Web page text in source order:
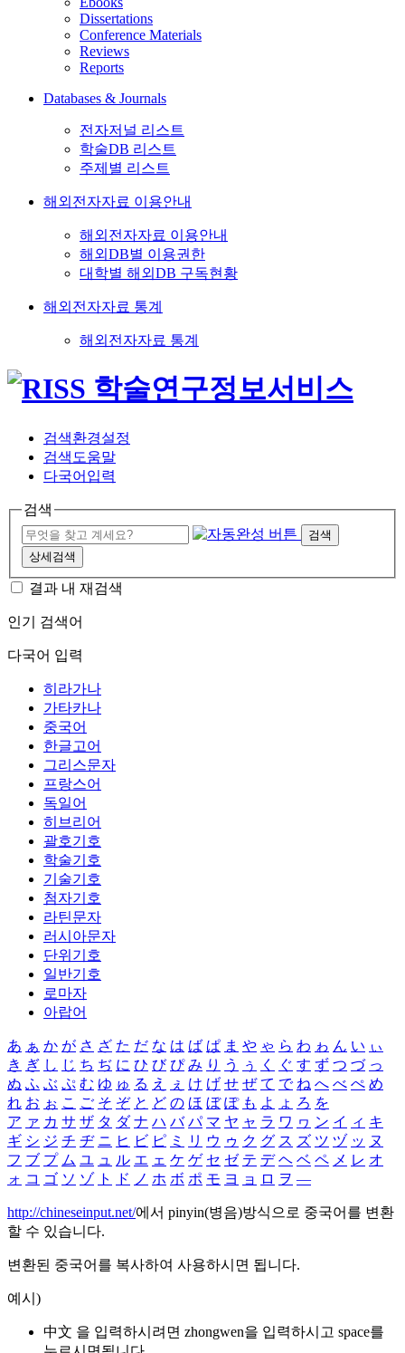
Dissertations
Conference Materials
Reviews
Reports
Databases & Journals
전자저널 리스트
학술DB 리스트
주제별 리스트
해외전자자료 이용안내
해외전자자료 이용안내
해외DB별 이용권한
대학별 해외DB 구독현황
해외전자자료 통계
해외전자자료 통계
검색환경설정
검색도움말
다국어입력
검색
검색
상세검색
결과 내 재검색
인기 검색어
다국어 입력
히라가나
가타카나
중국어
한글고어
그리스문자
프랑스어
독일어
히브리어
괄호기호
학술기호
기술기호
첨자기호
라틴문자
러시아문자
단위기호
일반기호
로마자
아랍어
あ ぁ か が さ ざ た だ な は ば ぱ ま や ゃ ら わ ゎ ん い ぃ
き ぎ し じ ち ぢ に ひ び ぴ み り う ぅ く ぐ す ず つ づ っ
ぬ ふ ぶ ぷ む ゆ ゅ る え ぇ け げ せ ぜ て で ね へ べ ぺ め
れ お ぉ こ ご そ ぞ と ど の ほ ぼ ぽ も よ ょ ろ を
ア ァ カ サ ザ タ ダ ナ ハ バ パ マ ヤ ャ ラ ワ ヮ ン イ ィ キ
ギ シ ジ チ ヂ ニ ヒ ビ ピ ミ リ ウ ゥ ク グ ス ズ ツ ヅ ッ ヌ
フ ブ プ ム ユ ュ ル エ ェ ケ ゲ セ ゼ テ デ ヘ ベ ペ メ レ オ
ォ コ ゴ ソ ゾ ト ド ノ ホ ボ ポ モ ヨ ョ ロ ヲ ―
http://chineseinput.net/에서 pinyin(병음)방식으로 중국어를 변환
할 수 있습니다.
변환된 중국어를 복사하여 사용하시면 됩니다.
예시)
中文 을 입력하시려면 zhongwen을 입력하시고 space를